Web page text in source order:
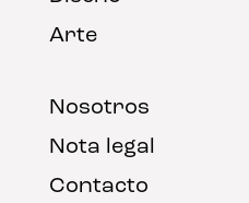
Arte
Nosotros
Nota legal
Contacto